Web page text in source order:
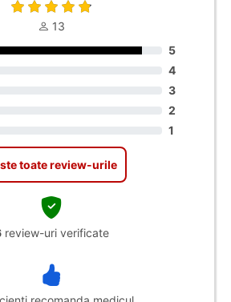
13
5
4
3
2
1
toate review-urile
review-uri verificate